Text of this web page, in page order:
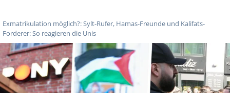
Exmatrikulation möglich?: Sylt-Rufer, Hamas-Freunde und Kalifats-
Forderer: So reagieren die Unis